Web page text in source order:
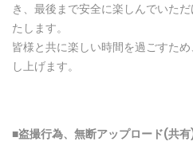
き、最後まで安全に楽しんでいた
たします。
皆様と共に楽しい時間を過ごすた
し上げます。
■盗撮行為、無断アップロー ド(共